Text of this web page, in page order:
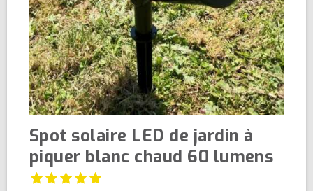
Spot solaire LED de jardin à
piquer blanc chaud 60 lumens